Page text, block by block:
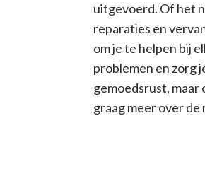
uitgevoerd. Of het
reparaties en
om je te helpen bij
problemen en zorg
gemoedsrust, maar
graag meer over